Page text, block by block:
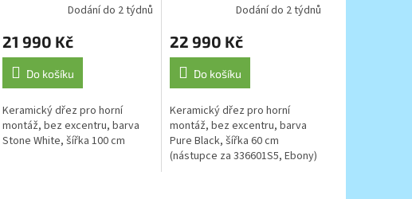
A
Dodání do 2 týdnů
21 990 Kč
Do košíku
Keramický dřez pro horní
montáž, bez excentru, barva
Stone White, šířka 100 cm
A
Dodání do 2 týdnů
22 990 Kč
Do košíku
Keramický dřez pro horní
montáž, bez excentru, barva
Pure Black, šířka 60 cm
(nástupce za 336601S5, Ebony)